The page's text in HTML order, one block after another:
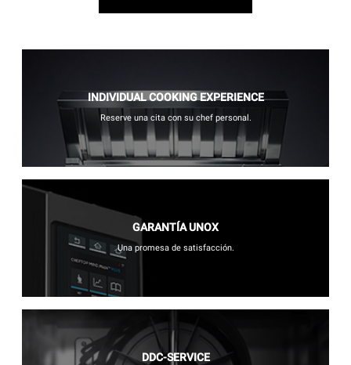
INDIVIDUAL COOKING EXPERIENCE
Reserve una cita con su chef personal.
GARANTÍA UNOX
Una promesa de satisfacción.
DDC-SERVICE